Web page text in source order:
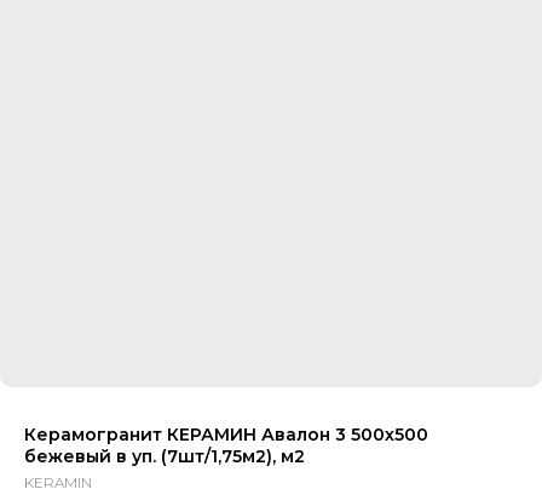
Керамогранит КЕРАМИН Авалон 3 500х500
бежевый в уп. (7шт/1,75м2), м2
KERAMIN